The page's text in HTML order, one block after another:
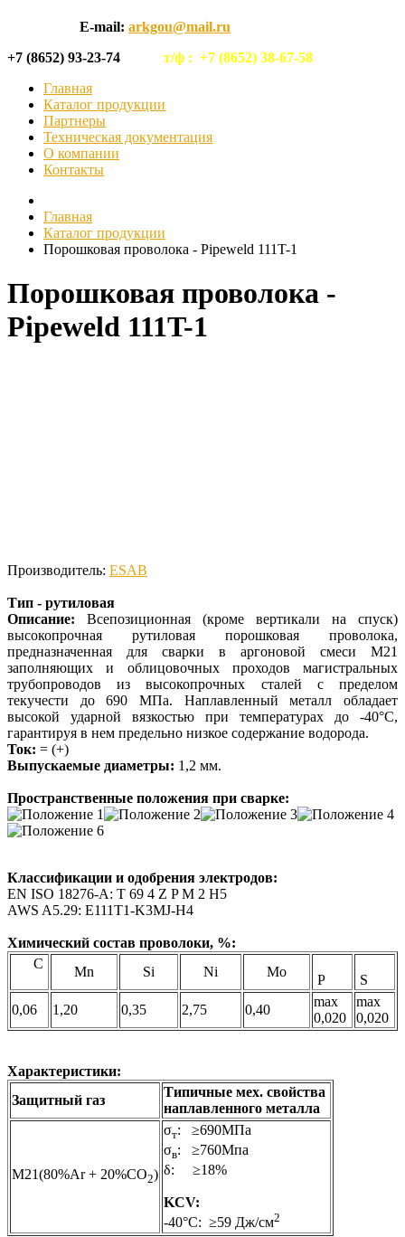
E-mail: arkgou@mail.ru
+7 (8652) 93-23-74 т/ф : +7 (8652) 38-67-58
Главная
Каталог продукции
Партнеры
Техническая документация
О компании
Контакты
Главная
Каталог продукции
Порошковая проволока - Pipeweld 111T-1
Порошковая проволока -
Pipeweld 111T-1
Производитель: ESAB
Тип - рутиловая
Описание: Всепозиционная (кроме вертикали на спуск)
высокопрочная рутиловая порошковая проволока,
предназначенная для сварки в аргоновой смеси М21
заполняющих и облицовочных проходов магистральных
трубопроводов из высокопрочных сталей с пределом
текучести до 690 МПа. Наплавленный металл обладает
высокой ударной вязкостью при температурах до -40°С,
гарантируя в нем предельно низкое содержание водорода.
Ток: = (+)
Выпускаемые диаметры: 1,2 мм.
Пространственные положения при сварке:
Классификации и одобрения электродов:
EN ISO 18276-A: T 69 4 Z P М 2 H5
AWS A5.29: E111T1-K3MJ-H4
Химический состав проволоки, %:
С
Mn Si Ni Mo
P
S
0,06
1,20 0,35 2,75 0,40
max
0,020
max
0,020
Характеристики:
Защитный газ
Типичные мех. свойства
наплавленного металла
M21(80%Ar + 20%CO2)
σт: ≥690МПа
σв: ≥760Мпа
δ: ≥18%
KCV:
-40°C: ≥59 Дж/см2